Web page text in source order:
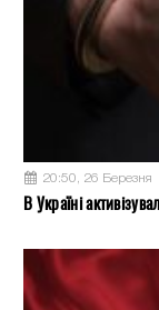
20:50, 26 Березня
В Україні